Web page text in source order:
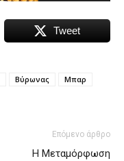
Tweet
Βύρωνας Μπαρ
Επόμενο άρθρο
Η Μεταμόρφωση